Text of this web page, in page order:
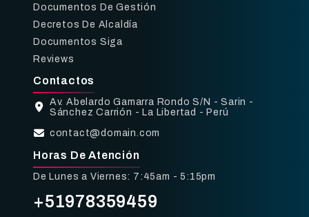
Documentos De Gestión
Decretos De Alcaldía
Documentos Siga
Reviews
Contactos
Av. Abelardo Gamarra Rondo S/N - Sarin -
Sánchez Carrión - La Libertad - Perú
contact@domain.com
Horas De Atención
De Lunes a Viernes: 7:45am - 5:15pm
+51978359459